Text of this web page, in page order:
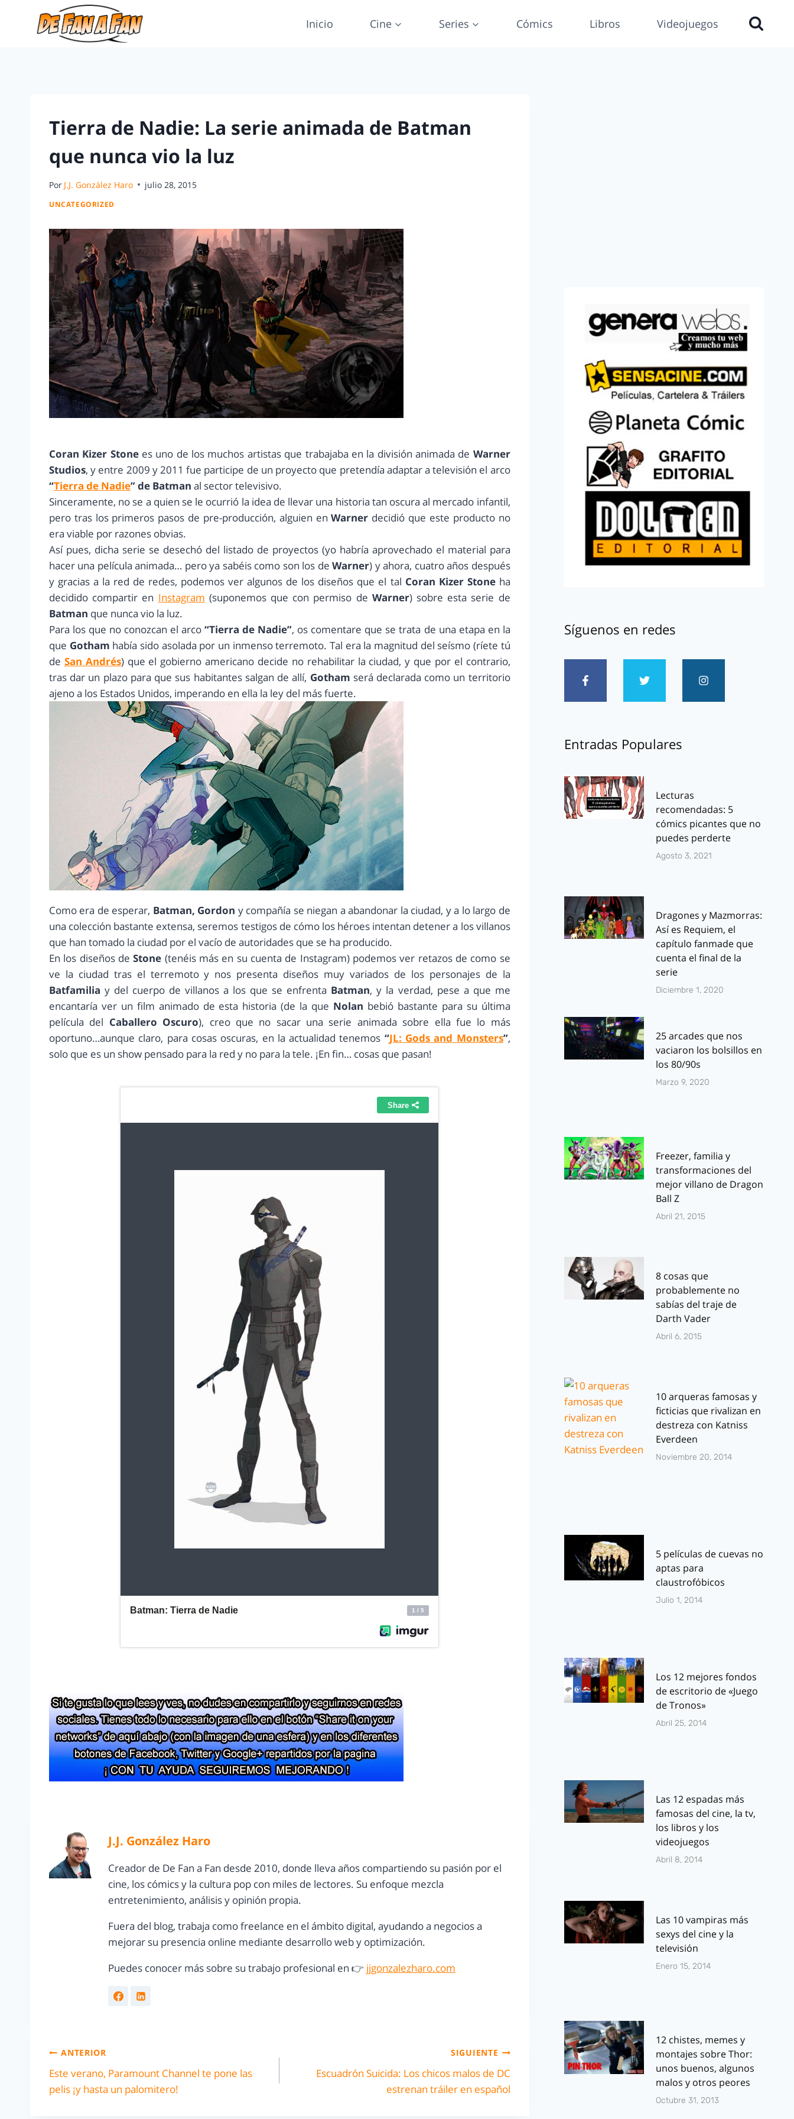
Inicio Cine Series Cómics Libros Videojuegos
Tierra de Nadie: La serie animada de Batman
que nunca vio la luz
Por J.J. González Haro julio 28, 2015
UNCATEGORIZED
Coran Kizer Stonees uno de los muchos artistas que trabajaba en la división animada de Warner
Studios, y entre 2009 y 2011 fue participe de un proyecto que pretendía adaptar a televisión el arco
“Tierra de Nadie” de Batman al sector televisivo.
Sinceramente, no se a quien se le ocurrió la idea de llevar una historia tan oscura al mercado infantil,
pero tras los primeros pasos de pre-producción, alguien enWarner decidió que este producto no
era viable por razones obvias.
Así pues, dicha serie se desechó del listado de proyectos (yo habría aprovechado el material para
hacer una película animada… pero ya sabéis como son los deWarner) y ahora, cuatro años después
y gracias a la red de redes, podemos ver algunos de los diseños que el tal Coran Kizer Stoneha
decidido compartir en Instagram (suponemos que con permiso de Warner) sobre esta serie de
Batman que nunca vio la luz.
Para los que no conozcan el arco“Tierra de Nadie”, os comentare que se trata de una etapa en la
que Gotham había sido asolada por un inmenso terremoto. Tal era la magnitud del seísmo (ríete tú
de San Andrés) que el gobierno americano decide no rehabilitar la ciudad, y que por el contrario,
tras dar un plazo para que sus habitantes salgan de allí, Gotham será declarada como un territorio
ajeno a los Estados Unidos, imperando en ella la ley del más fuerte.
Como era de esperar, Batman, Gordon y compañía se niegan a abandonar la ciudad, y a lo largo de
una colección bastante extensa, seremos testigos de cómo los héroes intentan detener a los villanos
que han tomado la ciudad por el vacío de autoridades que se ha producido.
En los diseños deStone (tenéis más en su cuenta de Instagram) podemos ver retazos de como se
ve la ciudad tras el terremoto y nos presenta diseños muy variados de los personajes de la
Batfamilia y del cuerpo de villanos a los que se enfrenta Batman, y la verdad, pese a que me
encantaría ver un film animado de esta historia (de la que Nolan bebió bastante para su última
película del Caballero Oscuro), creo que no sacar una serie animada sobre ella fue lo más
oportuno…aunque claro, para cosas oscuras, en la actualidad tenemos “JL: Gods and Monsters”,
solo que es un show pensado para la red y no para la tele. ¡En fin… cosas que pasan!
J.J. González Haro
Creador de De Fan a Fan desde 2010, donde lleva años compartiendo su pasión por el
cine, los cómics y la cultura pop con miles de lectores. Su enfoque mezcla
entretenimiento, análisis y opinión propia.
Fuera del blog, trabaja como freelance en el ámbito digital, ayudando a negocios a
mejorar su presencia online mediante desarrollo web y optimización.
Puedes conocer más sobre su trabajo profesional en 👉 jjgonzalezharo.com
ANTERIOR
Este verano, Paramount Channel te pone las
pelis ¡y hasta un palomitero!
SIGUIENTE
Escuadrón Suicida: Los chicos malos de DC
estrenan tráiler en español
Síguenos en redes
Entradas Populares
Lecturas
recomendadas: 5
cómics picantes que no
puedes perderte
Agosto 3, 2021
Dragones y Mazmorras:
Así es Requiem, el
capítulo fanmade que
cuenta el final de la
serie
Diciembre 1, 2020
25 arcades que nos
vaciaron los bolsillos en
los 80/90s
Marzo 9, 2020
Freezer, familia y
transformaciones del
mejor villano de Dragon
Ball Z
Abril 21, 2015
8 cosas que
probablemente no
sabías del traje de
Darth Vader
Abril 6, 2015
10 arqueras famosas y
ficticias que rivalizan en
destreza con Katniss
Everdeen
Noviembre 20, 2014
5 películas de cuevas no
aptas para
claustrofóbicos
Julio 1, 2014
Los 12 mejores fondos
de escritorio de «Juego
de Tronos»
Abril 25, 2014
Las 12 espadas más
famosas del cine, la tv,
los libros y los
videojuegos
Abril 8, 2014
Las 10 vampiras más
sexys del cine y la
televisión
Enero 15, 2014
12 chistes, memes y
montajes sobre Thor:
unos buenos, algunos
malos y otros peores
Octubre 31, 2013